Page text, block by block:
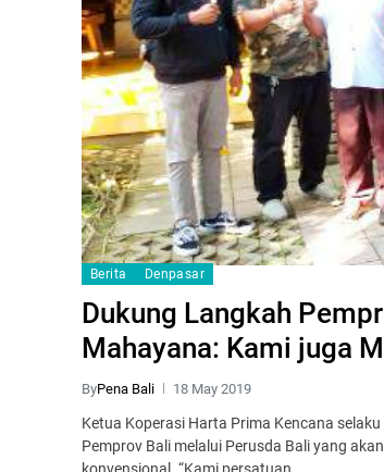
Berita Denpasar
Dukung Langkah
Mahayana: Kami juga
ByPena Bali 18 May 2019
Ketua Koperasi Harta Prima Kencana
Pemprov Bali melalui Perusda Bali yang